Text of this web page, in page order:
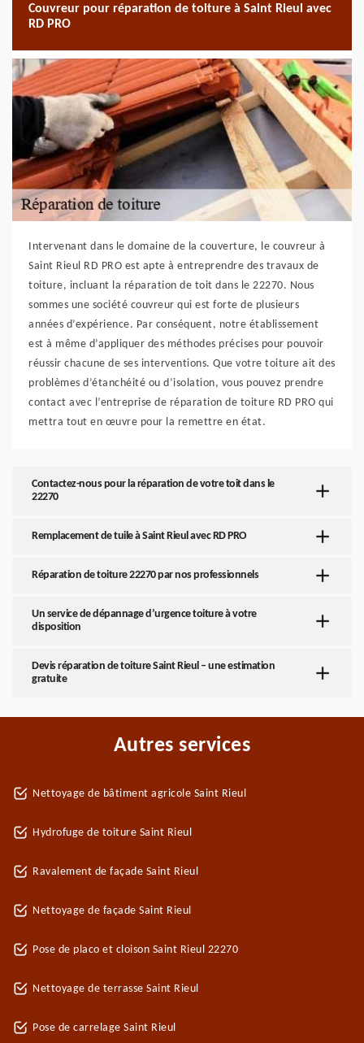
Couvreur pour réparation de toiture à Saint Rieul avec
RD PRO
Intervenant dans le domaine de la couverture, le couvreur à
Saint Rieul RD PRO est apte à entreprendre des travaux de
toiture, incluant la réparation de toit dans le 22270. Nous
sommes une société couvreur qui est forte de plusieurs
années d’expérience. Par conséquent, notre établissement
est à même d’appliquer des méthodes précises pour pouvoir
réussir chacune de ses interventions. Que votre toiture ait des
problèmes d’étanchéité ou d’isolation, vous pouvez prendre
contact avec l’entreprise de réparation de toiture RD PRO qui
mettra tout en œuvre pour la remettre en état.
Contactez-nous pour la réparation de votre toit dans le
22270
Remplacement de tuile à Saint Rieul avec RD PRO
Réparation de toiture 22270 par nos professionnels
Un service de dépannage d’urgence toiture à votre
disposition
Devis réparation de toiture Saint Rieul – une estimation
gratuite
Autres services
Nettoyage de bâtiment agricole Saint Rieul
Hydrofuge de toiture Saint Rieul
Ravalement de façade Saint Rieul
Nettoyage de façade Saint Rieul
Pose de placo et cloison Saint Rieul 22270
Nettoyage de terrasse Saint Rieul
Pose de carrelage Saint Rieul